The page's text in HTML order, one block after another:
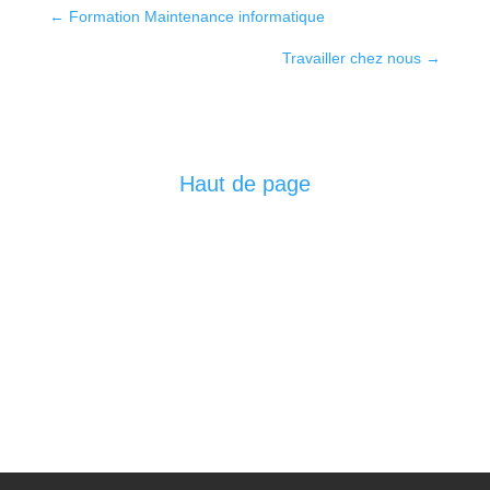
← Formation Maintenance informatique
Travailler chez nous →
Haut de page